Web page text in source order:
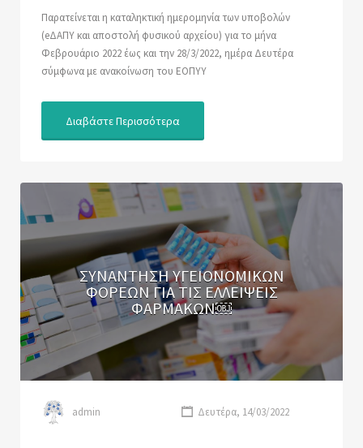
Παρατείνεται η καταληκτική ημερομηνία των υποβολών
(eΔΑΠΥ και αποστολή φυσικού αρχείου) για το μήνα
Φεβρουάριο 2022 έως και την 28/3/2022, ημέρα Δευτέρα
σύμφωνα με ανακοίνωση του ΕΟΠΥΥ
Διαβάστε Περισσότερα
ΣΥΝΑΝΤΗΣΗ ΥΓΕΙΟΝΟΜΙΚΩΝ
ΦΟΡΕΩΝ ΓΙΑ ΤΙΣ ΕΛΛΕΙΨΕΙΣ
ΦΑΡΜΑΚΩΝ￼
admin Δευτέρα, 14/03/2022